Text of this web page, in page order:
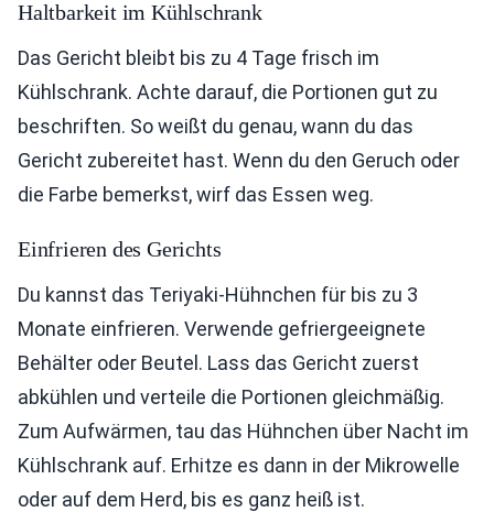
Haltbarkeit im Kühlschrank
Das Gericht bleibt bis zu 4 Tage frisch im
Kühlschrank. Achte darauf, die Portionen gut zu
beschriften. So weißt du genau, wann du das
Gericht zubereitet hast. Wenn du den Geruch oder
die Farbe bemerkst, wirf das Essen weg.
Einfrieren des Gerichts
Du kannst das Teriyaki-Hühnchen für bis zu 3
Monate einfrieren. Verwende gefriergeeignete
Behälter oder Beutel. Lass das Gericht zuerst
abkühlen und verteile die Portionen gleichmäßig.
Zum Aufwärmen, tau das Hühnchen über Nacht im
Kühlschrank auf. Erhitze es dann in der Mikrowelle
oder auf dem Herd, bis es ganz heiß ist.